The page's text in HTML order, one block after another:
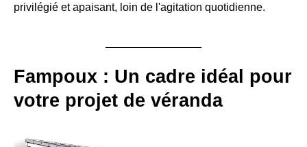
privilégié et apaisant, loin de l'agitation quotidienne.
Fampoux : Un cadre idéal pour
votre projet de véranda